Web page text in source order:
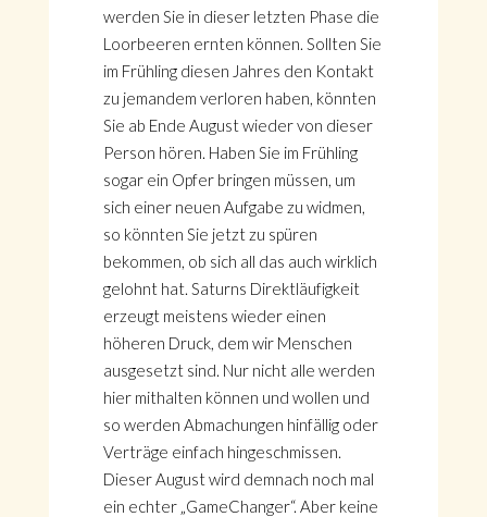
werden Sie in dieser letzten Phase die
Loorbeeren ernten können. Sollten Sie
im Frühling diesen Jahres den Kontakt
zu jemandem verloren haben, könnten
Sie ab Ende August wieder von dieser
Person hören. Haben Sie im Frühling
sogar ein Opfer bringen müssen, um
sich einer neuen Aufgabe zu widmen,
so könnten Sie jetzt zu spüren
bekommen, ob sich all das auch wirklich
gelohnt hat. Saturns Direktläufigkeit
erzeugt meistens wieder einen
höheren Druck, dem wir Menschen
ausgesetzt sind. Nur nicht alle werden
hier mithalten können und wollen und
so werden Abmachungen hinfällig oder
Verträge einfach hingeschmissen.
Dieser August wird demnach noch mal
ein echter „GameChanger“. Aber keine